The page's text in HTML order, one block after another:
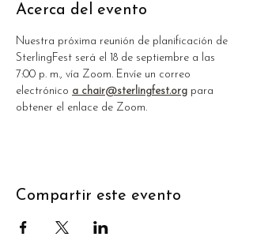
Acerca del evento
Nuestra próxima reunión de planificación de
SterlingFest será el 18 de septiembre a las
7:00 p. m., vía Zoom. Envíe un correo
electrónico a chair@sterlingfest.org para
obtener el enlace de Zoom.
Compartir este evento